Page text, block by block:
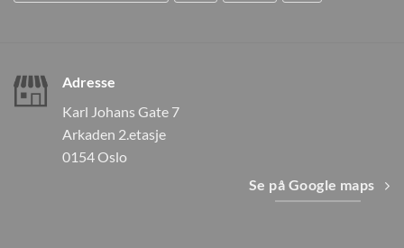
Adresse
Karl Johans Gate 7
Arkaden 2.etasje
0154 Oslo
Se på Google maps